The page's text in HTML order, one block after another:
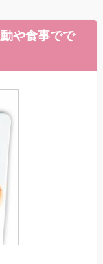
や食事でで